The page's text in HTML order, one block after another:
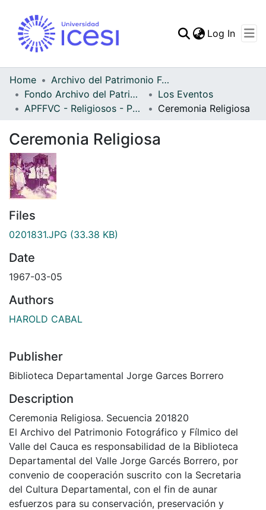
Statistics
Log In
Home
Archivo del Patrimonio Fotográfico y Fílmico del Valle del Cauca
Fondo Archivo del Patrimonio Fotográfico y Fílmico del Valle del Cauca
Los Eventos
APFFVC - Religiosos - Patrimonial
Ceremonia Religiosa
Ceremonia Religiosa
Files
0201831.JPG (33.38 KB)
Date
1967-03-05
Authors
HAROLD CABAL
Publisher
Biblioteca Departamental Jorge Garces Borrero
Description
Ceremonia Religiosa. Secuencia 201820
El Archivo del Patrimonio Fotográfico y Fílmico del
Valle del Cauca es responsabilidad de la Biblioteca
Departamental del Valle Jorge Garcés Borrero, por
convenio de cooperación suscrito con la Secretaria
del Cultura Departamental, con el fin de aunar
esfuerzos para su conservación, preservación y